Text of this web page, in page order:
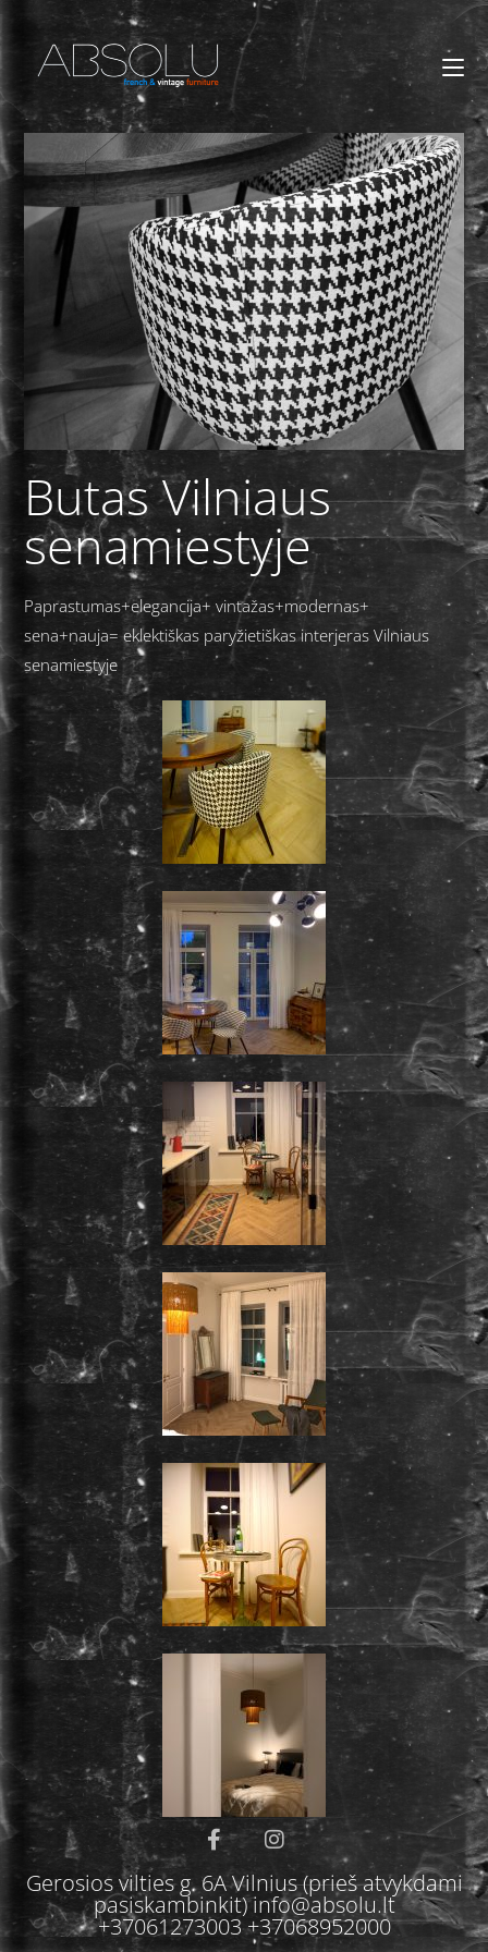
Butas Vilniaus
senamiestyje
Paprastumas+elegancija+ vintažas+modernas+
sena+nauja= eklektiškas paryžietiškas interjeras Vilniaus
senamiestyje
Gerosios vilties g. 6A Vilnius (prieš atvykdami
pasiskambinkit) info@absolu.lt
+37061273003 +37068952000